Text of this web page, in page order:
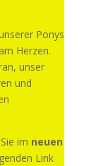
Ponys
Herzen.
unser
und
im neuen
Link